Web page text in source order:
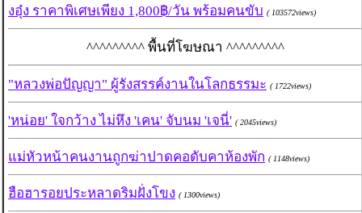
งอุ๋ง ราคาพิเศษเพียง 1,800฿/วัน พร้อมคนขับ ( 103572views)
^^^^^^^^^ พื้นที่โฆษณา ^^^^^^^^^
"หลวงพ่อปัญญา" ผู้รังสรรค์งานในโลกธรรมะ ( 1722views)
'หน่อย' ใจกว้าง ไม่หึง 'เคน' จับนม 'เจนี่' ( 2045views)
แม่หัวหน้าคนงานถูกฆ่าปาดคอดับคาห้องพัก ( 1148views)
ฮือฮารอยประหลาดริมฝั่งโขง ( 1300views)